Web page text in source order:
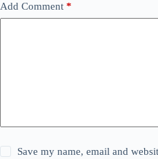
Add Comment *
Save my name, email and